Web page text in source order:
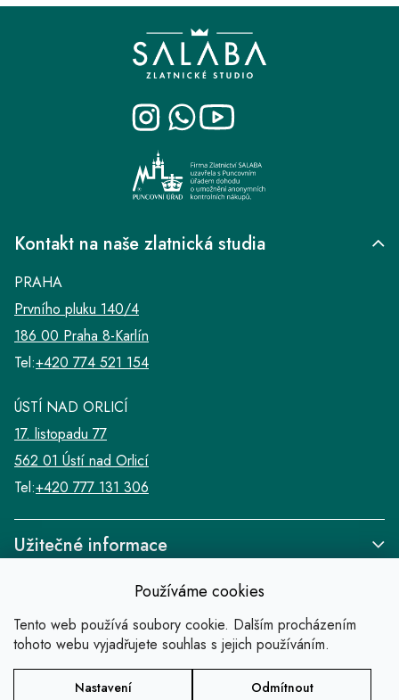
Používáme cookies
Tento web používá soubory cookie. Dalším procházením
tohoto webu vyjadřujete souhlas s jejich používáním.
Odmítnout
Nastavení
Užitečné informace
Kontakt na naše zlatnická studia
PRAHA
Prvního pluku 140/4
186 00 Praha 8-Karlín
Tel:+420 774 521 154
ÚSTÍ NAD ORLICÍ
17. listopadu 77
562 01 Ústí nad Orlicí
Tel:+420 777 131 306